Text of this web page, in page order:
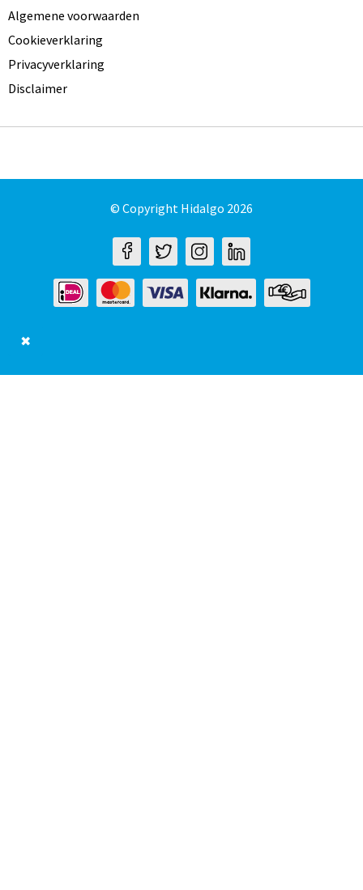
Algemene voorwaarden
Cookieverklaring
Privacyverklaring
Disclaimer
© Copyright Hidalgo 2026
✖